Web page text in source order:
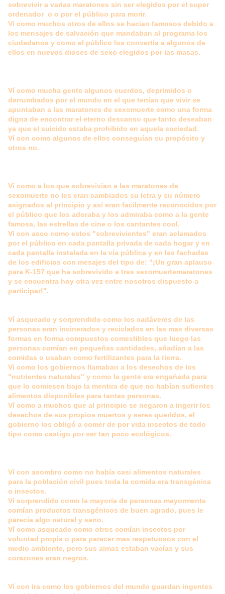
sobrevivir a varias maratones sin ser elegidos por el super
ordenador o o por el público para morir.
Vi como muchos otros de ellos se hacian famosos debido a
los mensajes de salvación que mandaban al programa los
ciudadanos y como el público los convertía a algunos de
ellos en nuevos dioses de sexo elegidos por las masas.
Ví como mucha gente algunos cuerdos, deprimidos o
derrumbados por el mundo en el que tenían que vivir se
apuntaban a las maratones de sexomuerte como una forma
digna de encontrar el eterno descanso que tanto deseaban
ya que el suicido estaba prohibido en aquela sociedad.
Ví con como algunos de ellos conseguían su propósito y
otros no.
Ví como a los que sobrevivían a las maratones de
sexomuerte no les eran cambiados su letra y su número
asignados al principio y así eran facilmente reconocidos por
el público que los adoraba y los admiraba como a la gente
famosa, las estrellas de cine o los cantantes cool.
Vi con asco como estos "sobrevivientes" eran aclamados
por el público en cada pantalla privada de cada hogar y en
cada pantalla instalada en la vía pública y en las fachadas
de los edificios con mesajes del tipo de: "¡Un gran aplauso
para K-157 que ha sobrevivido a tres sexomuertemaratones
y se encuentra hoy otra vez entre nosotros dispuesto a
participar!".
Ví asqueado y sorprendido como los cadáveres de las
personas eran incinerados y reciclados en las mas diversas
formas en forma compuestos comestibles que luego las
personas comían en pequeñas cantidades, añadían a las
comidas o usaban como fertilizantes para la tierra.
Ví como los gobiernos llamaban a los desechos de los
"nutrientes naturales" y como la gente era engañada para
que lo comiesen bajo la mentira de que no habían sufientes
alimentos disponibles para tantas personas.
Ví como a muchos que al principio se negaron a ingerir los
desechos de sus propios muertos y seres queridos, el
gobierno los obligó a comer de por vida insectos de todo
tipo como castigo por ser tan poco ecológicos.
Ví con asombro como no había casi alimentos naturales
para la población civil pues toda la comida era transgénica
o insectos.
Ví sorprendido como la mayoría de personas mayormente
comían productos transgénicos de buen agrado, pues le
parecía algo natural y sano.
Ví como asqueado como otros comían insectos por
voluntad propia o para parecer mas respetuosos con el
medio ambiente, pero sus almas estaban vacías y sus
corazones eran negros.
Ví con ira como los gobiernos del mundo guardan ingentes